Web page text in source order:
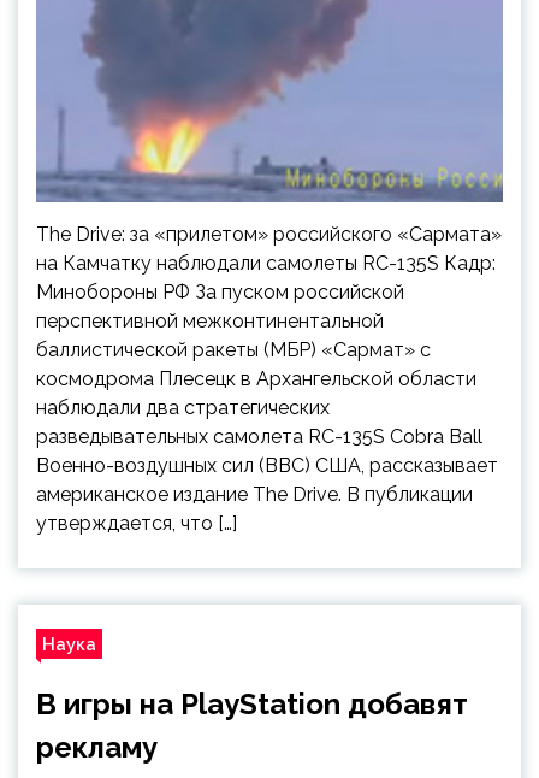
The Drive: за «прилетом» российского «Сармата»
на Камчатку наблюдали самолеты RC-135S Кадр:
Минобороны РФ За пуском российской
перспективной межконтинентальной
баллистической ракеты (МБР) «Сармат» с
космодрома Плесецк в Архангельской области
наблюдали два стратегических
разведывательных самолета RC-135S Cobra Ball
Военно-воздушных сил (ВВС) США, рассказывает
американское издание The Drive. В публикации
утверждается, что […]
Наука
В игры на PlayStation добавят
рекламу